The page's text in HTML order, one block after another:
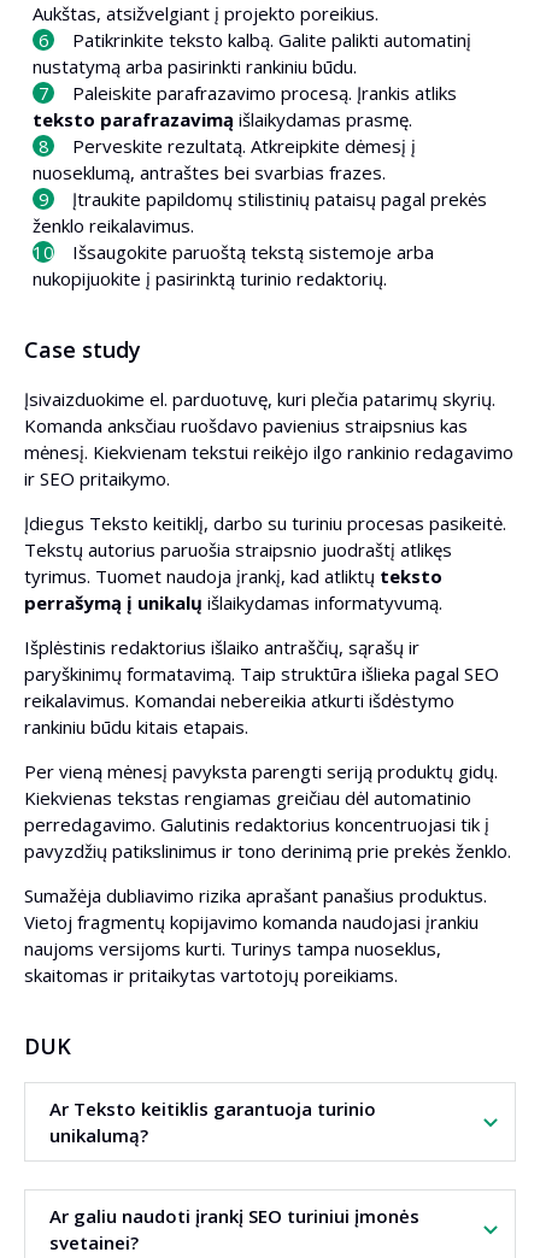
Aukštas, atsižvelgiant į projekto poreikius.
Patikrinkite teksto kalbą. Galite palikti automatinį
nustatymą arba pasirinkti rankiniu būdu.
Paleiskite parafrazavimo procesą. Įrankis atliks
teksto parafrazavimą išlaikydamas prasmę.
Perveskite rezultatą. Atkreipkite dėmesį į
nuoseklumą, antraštes bei svarbias frazes.
Įtraukite papildomų stilistinių pataisų pagal prekės
ženklo reikalavimus.
Išsaugokite paruoštą tekstą sistemoje arba
nukopijuokite į pasirinktą turinio redaktorių.
Case study
Įsivaizduokime el. parduotuvę, kuri plečia patarimų skyrių.
Komanda anksčiau ruošdavo pavienius straipsnius kas
mėnesį. Kiekvienam tekstui reikėjo ilgo rankinio redagavimo
ir SEO pritaikymo.
Įdiegus Teksto keitiklį, darbo su turiniu procesas pasikeitė.
Tekstų autorius paruošia straipsnio juodraštį atlikęs
tyrimus. Tuomet naudoja įrankį, kad atliktų teksto
perrašymą į unikalų išlaikydamas informatyvumą.
Išplėstinis redaktorius išlaiko antraščių, sąrašų ir
paryškinimų formatavimą. Taip struktūra išlieka pagal SEO
reikalavimus. Komandai nebereikia atkurti išdėstymo
rankiniu būdu kitais etapais.
Per vieną mėnesį pavyksta parengti seriją produktų gidų.
Kiekvienas tekstas rengiamas greičiau dėl automatinio
perredagavimo. Galutinis redaktorius koncentruojasi tik į
pavyzdžių patikslinimus ir tono derinimą prie prekės ženklo.
Sumažėja dubliavimo rizika aprašant panašius produktus.
Vietoj fragmentų kopijavimo komanda naudojasi įrankiu
naujoms versijoms kurti. Turinys tampa nuoseklus,
skaitomas ir pritaikytas vartotojų poreikiams.
DUK
Ar Teksto keitiklis garantuoja turinio
unikalumą?
Įrankis kuria naujas sakinių versijas išlaikant prasmę. Tai
padeda išvengti dublikatų ir plagiato, tačiau galutinę versiją
visada rekomenduojama peržiūrėti savarankiškai.
Ar galiu naudoti įrankį SEO turiniui įmonės
svetainei?